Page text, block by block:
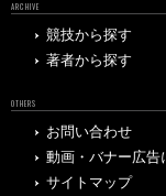
ARCHIVE
競技から探す
著者から探す
OTHERS
お問い合わせ
動画・バナー広告
サイトマップ